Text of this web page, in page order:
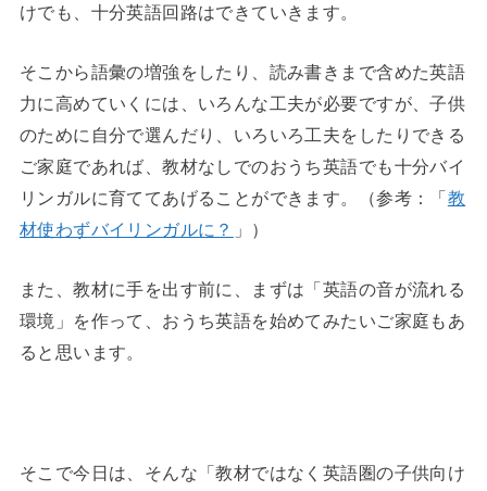
けでも、十分英語回路はできていきます。
そこから語彙の増強をしたり、読み書きまで含めた英語
力に高めていくには、いろんな工夫が必要ですが、子供
のために自分で選んだり、いろいろ工夫をしたりできる
ご家庭であれば、教材なしでのおうち英語でも十分バイ
リンガルに育ててあげることができます。（参考：「教
材使わずバイリンガルに？
」）
また、教材に手を出す前に、まずは「英語の音が流れる
環境」を作って、おうち英語を始めてみたいご家庭もあ
ると思います。
そこで今日は、そんな「教材ではなく英語圏の子供向け